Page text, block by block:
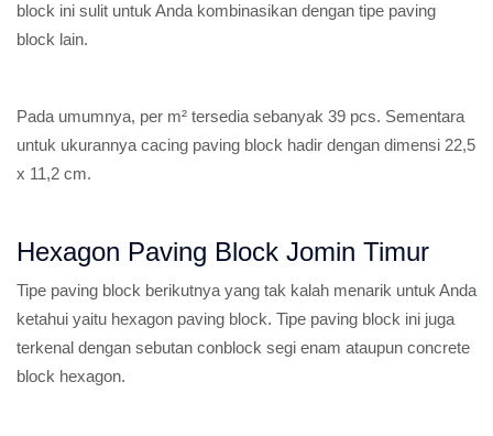
block ini sulit untuk Anda kombinasikan dengan tipe paving
block lain.
Pada umumnya, per m² tersedia sebanyak 39 pcs. Sementara
untuk ukurannya cacing paving block hadir dengan dimensi 22,5
x 11,2 cm.
Hexagon Paving Block Jomin Timur
Tipe paving block berikutnya yang tak kalah menarik untuk Anda
ketahui yaitu hexagon paving block. Tipe paving block ini juga
terkenal dengan sebutan conblock segi enam ataupun concrete
block hexagon.